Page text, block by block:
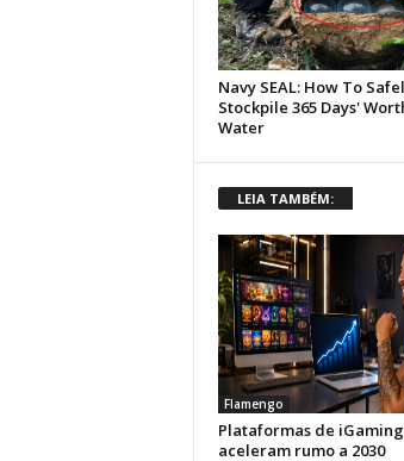
LEIA TAMBÉM:
Flamengo
Plataformas de iGaming
aceleram rumo a 2030